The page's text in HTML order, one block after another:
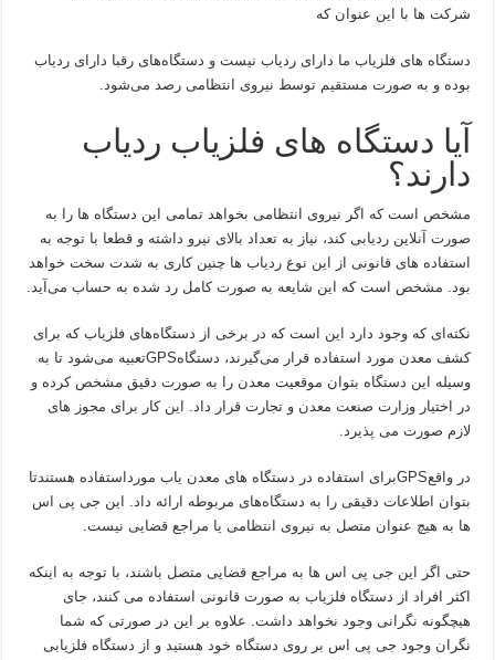
شرکت ها با این عنوان که
دستگاه های فلزیاب ما دارای ردیاب نیست و دستگاه‌های رقبا دارای ردیاب
بوده و به صورت مستقیم توسط نیروی انتظامی رصد می‌شود.
آیا دستگاه های فلزیاب ردیاب
دارند؟
مشخص است که اگر نیروی انتظامی بخواهد تمامی این دستگاه ها را به
صورت آنلاین ردیابی کند، نیاز به تعداد بالای نیرو داشته و قطعا با توجه به
استفاده های قانونی از این نوع ردیاب ها چنین کاری به شدت سخت خواهد
بود. مشخص است که این شایعه به صورت کامل رد شده به حساب می‌آید.
نکته‌ای که وجود دارد این است که در برخی از دستگاه‌های فلزیاب که برای
کشف معدن مورد استفاده قرار می‌گیرند، دستگاهGPSتعبیه می‌شود تا به
وسیله این دستگاه بتوان موقعیت معدن را به صورت دقیق مشخص کرده و
در اختیار وزارت صنعت معدن و تجارت قرار داد. این کار برای مجوز های
لازم صورت می پذیرد.
در واقعGPSبرای استفاده در دستگاه های معدن یاب مورداستفاده هستندتا
بتوان اطلاعات دقیقی را به دستگاه‌های مربوطه ارائه داد. این جی پی اس
ها به هیچ عنوان متصل به نیروی انتظامی یا مراجع قضایی نیست.
حتی اگر این جی پی اس ها به مراجع قضایی متصل باشند، با توجه به اینکه
اکثر افراد از دستگاه فلزیاب به صورت قانونی استفاده می کنند، جای
هیچگونه نگرانی وجود نخواهد داشت. علاوه بر این در صورتی که شما
نگران وجود جی پی اس بر روی دستگاه خود هستید و از دستگاه فلزیابی